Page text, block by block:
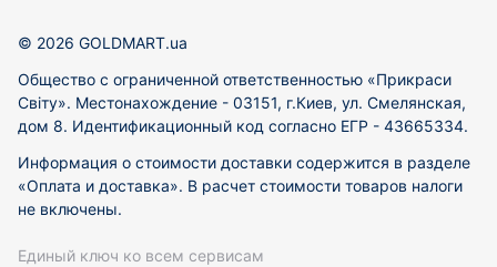
© 2026 GOLDMART.ua
Общество с ограниченной ответственностью «Прикраси
Світу». Местонахождение - 03151, г.Киев, ул. Смелянская,
дом 8. Идентификационный код согласно ЕГР - 43665334.
Информация о стоимости доставки содержится в разделе
«Оплата и доставка». В расчет стоимости товаров налоги
не включены.
Единый ключ ко всем сервисам